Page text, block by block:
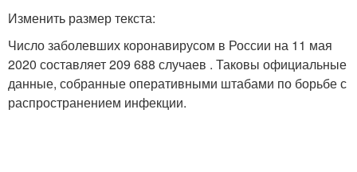
Изменить размер текста:
Число заболевших коронавирусом в России на 11 мая
2020 составляет 209 688 случаев . Таковы официальные
данные, собранные оперативными штабами по борьбе с
распространением инфекции.